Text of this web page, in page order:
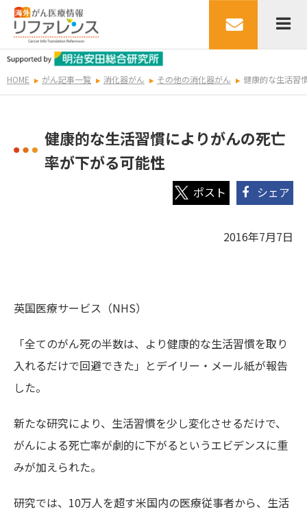
HOME がん記事一覧 消化器がん その他の消化器がん 健康的な生活習
健康的な生活習慣によりがんの死亡
率が下がる可能性
シェア
2016年7月7日
英国医療サービス（NHS）
「全てのがん死の半数は、より健康的な生活習慣を取り
入れるだけで回避できた」とデイリー・メール紙が報告
した。
新たな研究により、生活習慣を少し変化させるだけで、
がんによる死亡率が劇的に下がるというエビデンスに重
みが加えられた。
研究では、10万人を超す米国内の医療従事者から、生活